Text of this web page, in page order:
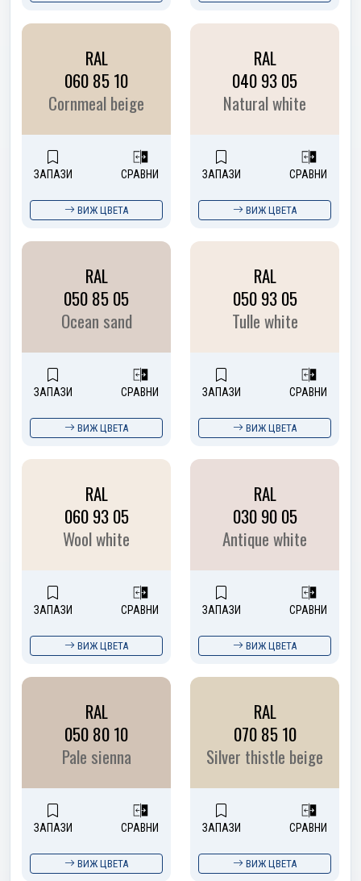
RAL
060 85 10
Cornmeal beige
ЗАПАЗИ СРАВНИ
ВИЖ ЦВЕТА
RAL
040 93 05
Natural white
ЗАПАЗИ СРАВНИ
ВИЖ ЦВЕТА
RAL
050 85 05
Ocean sand
ЗАПАЗИ СРАВНИ
ВИЖ ЦВЕТА
RAL
050 93 05
Tulle white
ЗАПАЗИ СРАВНИ
ВИЖ ЦВЕТА
RAL
060 93 05
Wool white
ЗАПАЗИ СРАВНИ
ВИЖ ЦВЕТА
RAL
030 90 05
Antique white
ЗАПАЗИ СРАВНИ
ВИЖ ЦВЕТА
RAL
050 80 10
Pale sienna
ЗАПАЗИ СРАВНИ
ВИЖ ЦВЕТА
RAL
070 85 10
Silver thistle beige
ЗАПАЗИ СРАВНИ
ВИЖ ЦВЕТА